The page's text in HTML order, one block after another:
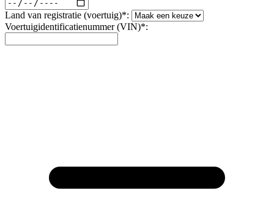
Land van registratie (voertuig)*:
Voertuigidentificatienummer (VIN)*: